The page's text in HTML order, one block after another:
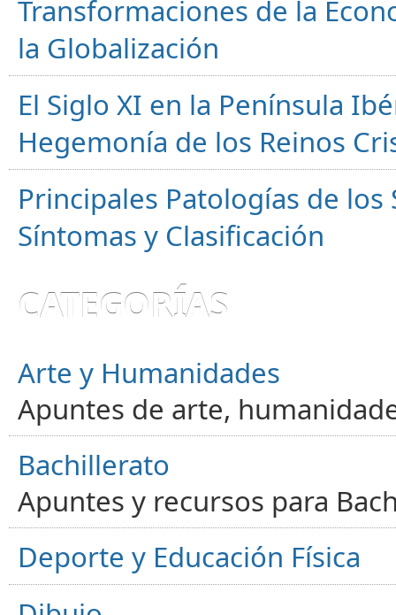
Transformaciones de la
la Globalización
El Siglo XI en la Península
Hegemonía de los Reinos
Principales Patologías de
Síntomas y Clasificación
CATEGORÍAS
Arte y Humanidades
Apuntes de arte,
Bachillerato
Apuntes y recursos para
Deporte y Educación Física